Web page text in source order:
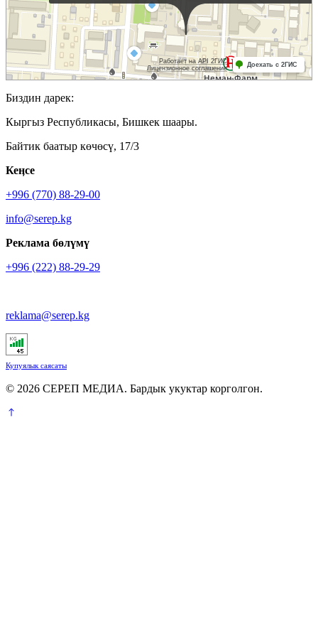
Биздин дарек:
Кыргыз Республикасы, Бишкек шаары.
Байтик баатыр көчөсү, 17/3
Кеӊсе
+996 (770) 88-29-00
info@serep.kg
Реклама бөлүмү
+996 (222) 88-29-29
reklama@serep.kg
Купуялык саясаты
© 2026 СЕРЕП МЕДИА. Бардык укуктар корголгон.